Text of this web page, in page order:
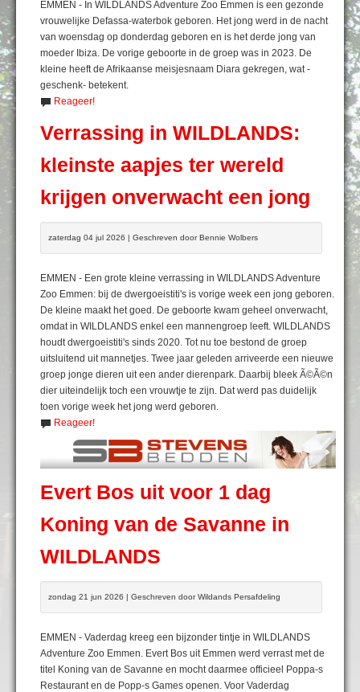
EMMEN - In WILDLANDS Adventure Zoo Emmen is een gezonde
vrouwelijke Defassa-waterbok geboren. Het jong werd in de nacht
van woensdag op donderdag geboren en is het derde jong van
moeder Ibiza. De vorige geboorte in de groep was in 2023. De
kleine heeft de Afrikaanse meisjesnaam Diara gekregen, wat -
geschenk- betekent.
Reageer!
Verrassing in WILDLANDS:
kleinste aapjes ter wereld
krijgen onverwacht een jong
zaterdag 04 jul 2026 | Geschreven door Bennie Wolbers
EMMEN - Een grote kleine verrassing in WILDLANDS Adventure
Zoo Emmen: bij de dwergoeistiti's is vorige week een jong geboren.
De kleine maakt het goed. De geboorte kwam geheel onverwacht,
omdat in WILDLANDS enkel een mannengroep leeft. WILDLANDS
houdt dwergoeistiti's sinds 2020. Tot nu toe bestond de groep
uitsluitend uit mannetjes. Twee jaar geleden arriveerde een nieuwe
groep jonge dieren uit een ander dierenpark. Daarbij bleek Ã©Ã©n
dier uiteindelijk toch een vrouwtje te zijn. Dat werd pas duidelijk
toen vorige week het jong werd geboren.
Reageer!
Evert Bos uit voor 1 dag
Koning van de Savanne in
WILDLANDS
zondag 21 jun 2026 | Geschreven door Wildands Persafdeling
EMMEN - Vaderdag kreeg een bijzonder tintje in WILDLANDS
Adventure Zoo Emmen. Evert Bos uit Emmen werd verrast met de
titel Koning van de Savanne en mocht daarmee officieel Poppa-s
Restaurant en de Popp-s Games openen. Voor Vaderdag